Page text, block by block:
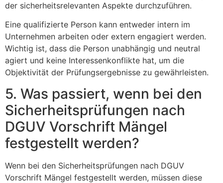
der sicherheitsrelevanten Aspekte durchzuführen.
Eine qualifizierte Person kann entweder intern im
Unternehmen arbeiten oder extern engagiert werden.
Wichtig ist, dass die Person unabhängig und neutral
agiert und keine Interessenkonflikte hat, um die
Objektivität der Prüfungsergebnisse zu gewährleisten.
5. Was passiert, wenn bei den
Sicherheitsprüfungen nach
DGUV Vorschrift Mängel
festgestellt werden?
Wenn bei den Sicherheitsprüfungen nach DGUV
Vorschrift Mängel festgestellt werden, müssen diese